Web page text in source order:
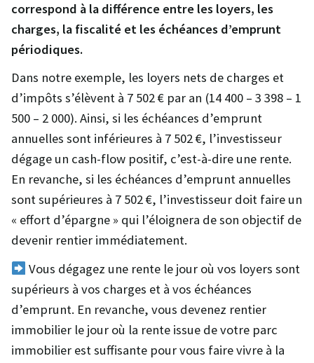
correspond à la différence entre les loyers, les
charges, la fiscalité et les échéances d’emprunt
périodiques.
Dans notre exemple, les loyers nets de charges et
d’impôts s’élèvent à 7 502 € par an (14 400 – 3 398 – 1
500 – 2 000). Ainsi, si les échéances d’emprunt
annuelles sont inférieures à 7 502 €, l’investisseur
dégage un cash-flow positif, c’est-à-dire une rente.
En revanche, si les échéances d’emprunt annuelles
sont supérieures à 7 502 €, l’investisseur doit faire un
« effort d’épargne » qui l’éloignera de son objectif de
devenir rentier immédiatement.
Vous dégagez une rente le jour où vos loyers sont
supérieurs à vos charges et à vos échéances
d’emprunt. En revanche, vous devenez rentier
immobilier le jour où la rente issue de votre parc
immobilier est suffisante pour vous faire vivre à la